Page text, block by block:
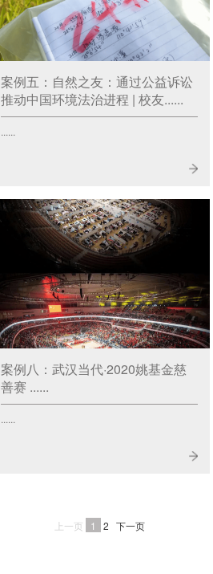
案例五：自然之友：通过公益诉讼
推动中国环境法治进程 | 校友......
......
案例八：武汉当代·2020姚基金慈
善赛 ......
......
上一页 1 2 下一页